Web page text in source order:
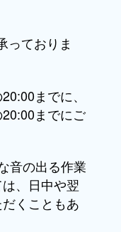
っておりま
までに、
までにご
音の出る作業
、日中や翌
くこともあ